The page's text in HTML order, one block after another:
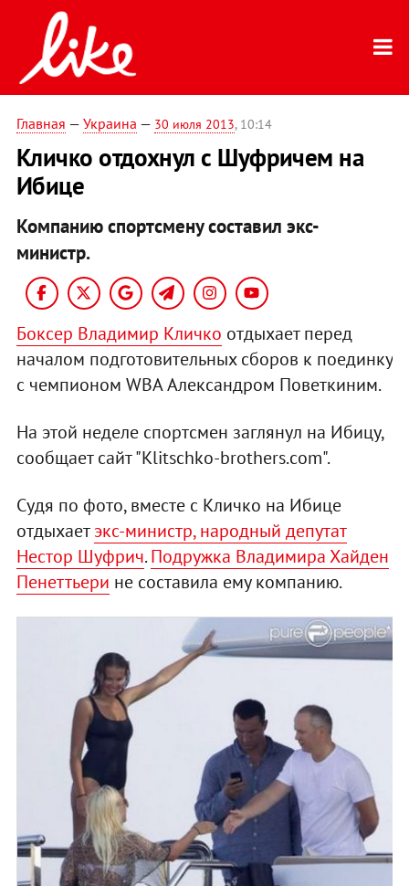
Главная — Украина — 30 июля 2013, 10:14
Кличко отдохнул с Шуфричем на
Ибице
Компанию спортсмену составил экс-
министр.
Боксер Владимир Кличко отдыхает перед
началом подготовительных сборов к поединку
с чемпионом WBA Александром Поветкиним.
На этой неделе спортсмен заглянул на Ибицу,
сообщает сайт "Klitschko-brothers.com".
Судя по фото, вместе с Кличко на Ибице
отдыхаетэкс-министр, народный депутат
Нестор Шуфрич.Подружка Владимира Хайден
Пенеттьери не составила ему компанию.